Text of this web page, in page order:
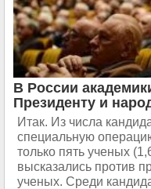
В России
Президенту и
Итак. Из числа
специальную
только пять ученых
высказались против
ученых. Среди